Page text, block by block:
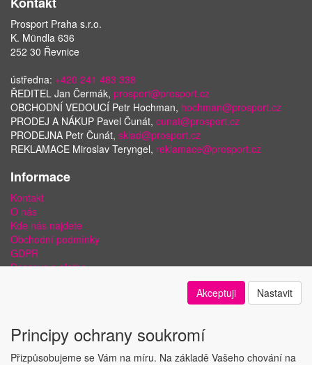
Prosport Praha s.r.o.
K. Mündla 636
252 30 Řevnice
ústředna: +420 241 483 338
ŘEDITEL Jan Čermák, prosport@prosport.cz
OBCHODNÍ VEDOUCÍ Petr Hochman, hochman@prosport.cz
PRODEJ A NÁKUP Pavel Čunát, cunat@prosport.cz
PRODEJNA Petr Čunát, sklad@prosport.cz
REKLAMACE Miroslav Teryngel, reklamace@prosport.cz
Informace
Kontakt
O nás
Kde nás najdete
Obchodní podmínky
GDPR
Doprava a platba
Akceptuji Nastavit
Principy ochrany soukromí
Přizpůsobujeme se Vám na míru. Na základě Vašeho chování na